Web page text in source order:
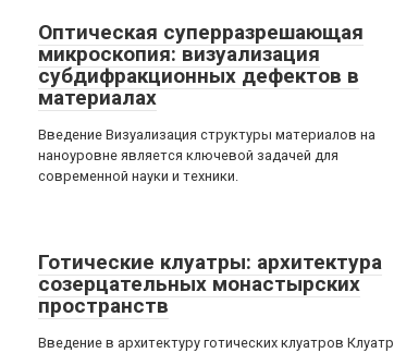
Оптическая суперразрешающая
микроскопия: визуализация
субдифракционных дефектов в
материалах
Введение Визуализация структуры материалов на
наноуровне является ключевой задачей для
современной науки и техники.
Готические клуатры: архитектура
созерцательных монастырских
пространств
Введение в архитектуру готических клуатров Клуатр